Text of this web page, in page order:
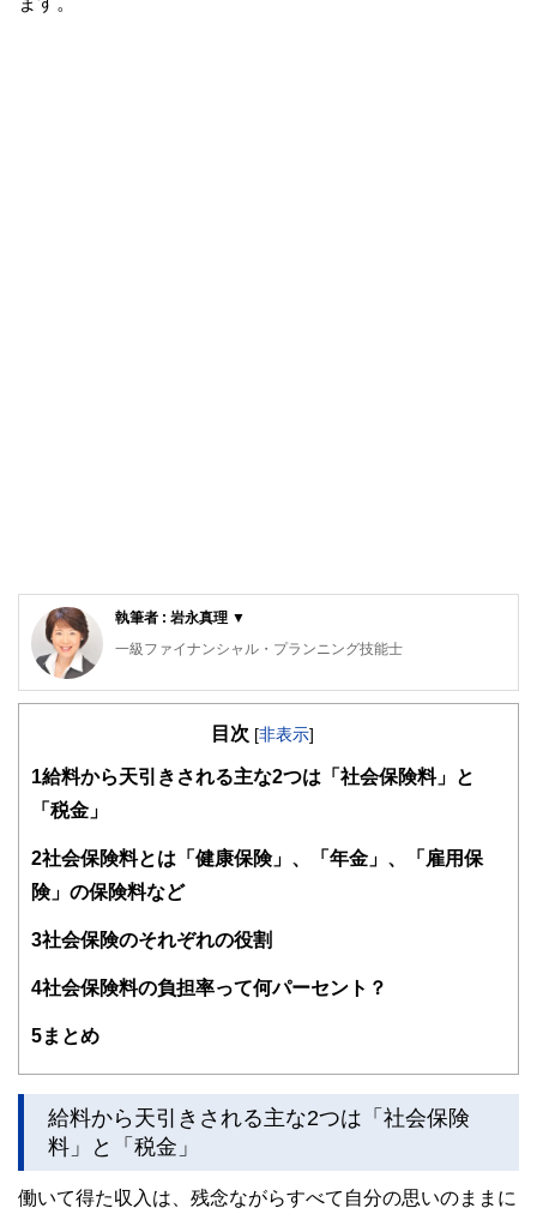
執筆者 : 岩永真理 ▼
一級ファイナンシャル・プランニング技能士
CFP®
般財団法人女性労働協会 認定講師。IFPコンフォート代表
センブルグ赴任等を含め10年超勤務。結婚後は夫の転勤に伴
CFP®として独立後は、個別相談・セミナー講師・執筆など
を行う。
幅広い世代のライフプランに基づく資産運用、リタイアメン
な視点からの柔軟な提案を心掛けている。
右すると考え、学校教育でこれらの知識が身につく社会にな
目次 [非表示]
1給料から天引きされる主な2つは「社会保険料」と
「税金」
2社会保険料とは「健康保険」、「年金」、「雇用保
険」の保険料など
3社会保険のそれぞれの役割
4社会保険料の負担率って何パーセント？
5まとめ
給料から天引きされる主な2つは「社会保険
料」と「税金」
働いて得た収入は、残念ながらすべて自分の思いのままに